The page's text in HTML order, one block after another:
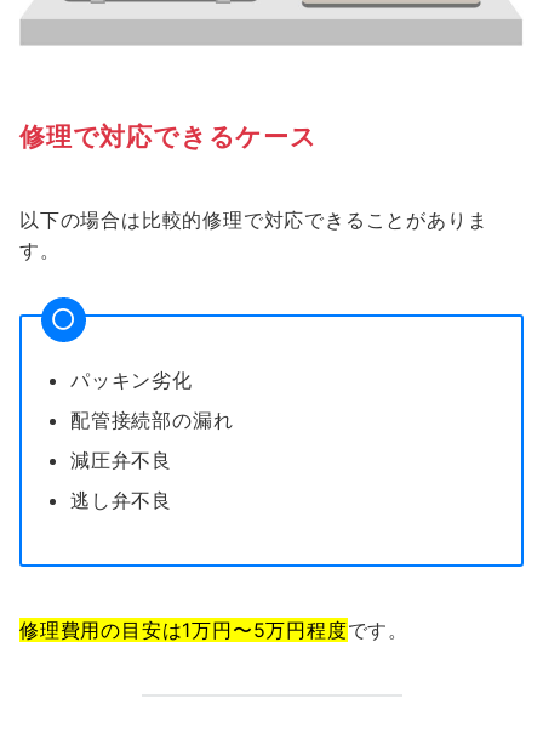
修理で対応できるケース
以下の場合は比較的修理で対応できることがありま
す。
パッキン劣化
配管接続部の漏れ
減圧弁不良
逃し弁不良
修理費用の目安は1万円〜5万円程度です。